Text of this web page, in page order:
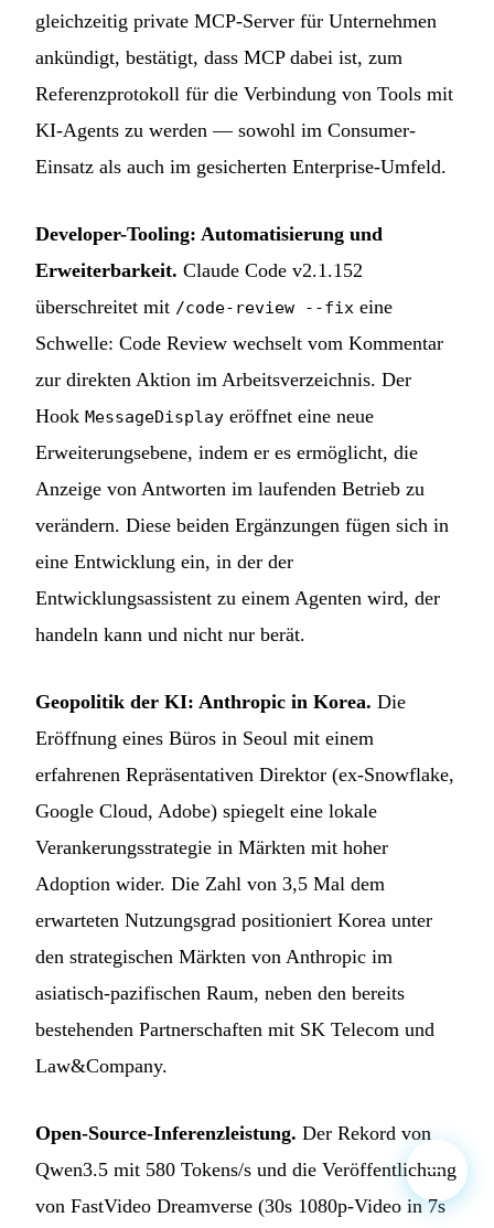
gleichzeitig private MCP-Server für Unternehmen
ankündigt, bestätigt, dass MCP dabei ist, zum
Referenzprotokoll für die Verbindung von Tools mit
KI-Agents zu werden — sowohl im Consumer-
Einsatz als auch im gesicherten Enterprise-Umfeld.
Developer-Tooling: Automatisierung und
Erweiterbarkeit. Claude Code v2.1.152
überschreitet mit /code-review --fix eine
Schwelle: Code Review wechselt vom Kommentar
zur direkten Aktion im Arbeitsverzeichnis. Der
Hook MessageDisplay eröffnet eine neue
Erweiterungsebene, indem er es ermöglicht, die
Anzeige von Antworten im laufenden Betrieb zu
verändern. Diese beiden Ergänzungen fügen sich in
eine Entwicklung ein, in der der
Entwicklungsassistent zu einem Agenten wird, der
handeln kann und nicht nur berät.
Geopolitik der KI: Anthropic in Korea. Die
Eröffnung eines Büros in Seoul mit einem
erfahrenen Repräsentativen Direktor (ex-Snowflake,
Google Cloud, Adobe) spiegelt eine lokale
Verankerungsstrategie in Märkten mit hoher
Adoption wider. Die Zahl von 3,5 Mal dem
erwarteten Nutzungsgrad positioniert Korea unter
den strategischen Märkten von Anthropic im
asiatisch-pazifischen Raum, neben den bereits
bestehenden Partnerschaften mit SK Telecom und
Law&Company.
Open-Source-Inferenzleistung. Der Rekord von
Qwen3.5 mit 580 Tokens/s und die Veröffentlichung
von FastVideo Dreamverse (30s 1080p-Video in 7s